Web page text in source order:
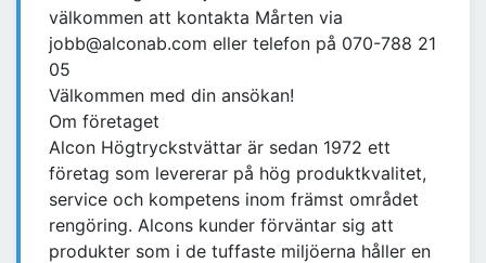
välkommen att kontakta Mårten via
jobb@alconab.com eller telefon på 070-788 21
05
Välkommen med din ansökan!
Om företaget
Alcon Högtryckstvättar är sedan 1972 ett
företag som levererar på hög produktkvalitet,
service och kompetens inom främst området
rengöring. Alcons kunder förväntar sig att
produkter som i de tuffaste miljöerna håller en